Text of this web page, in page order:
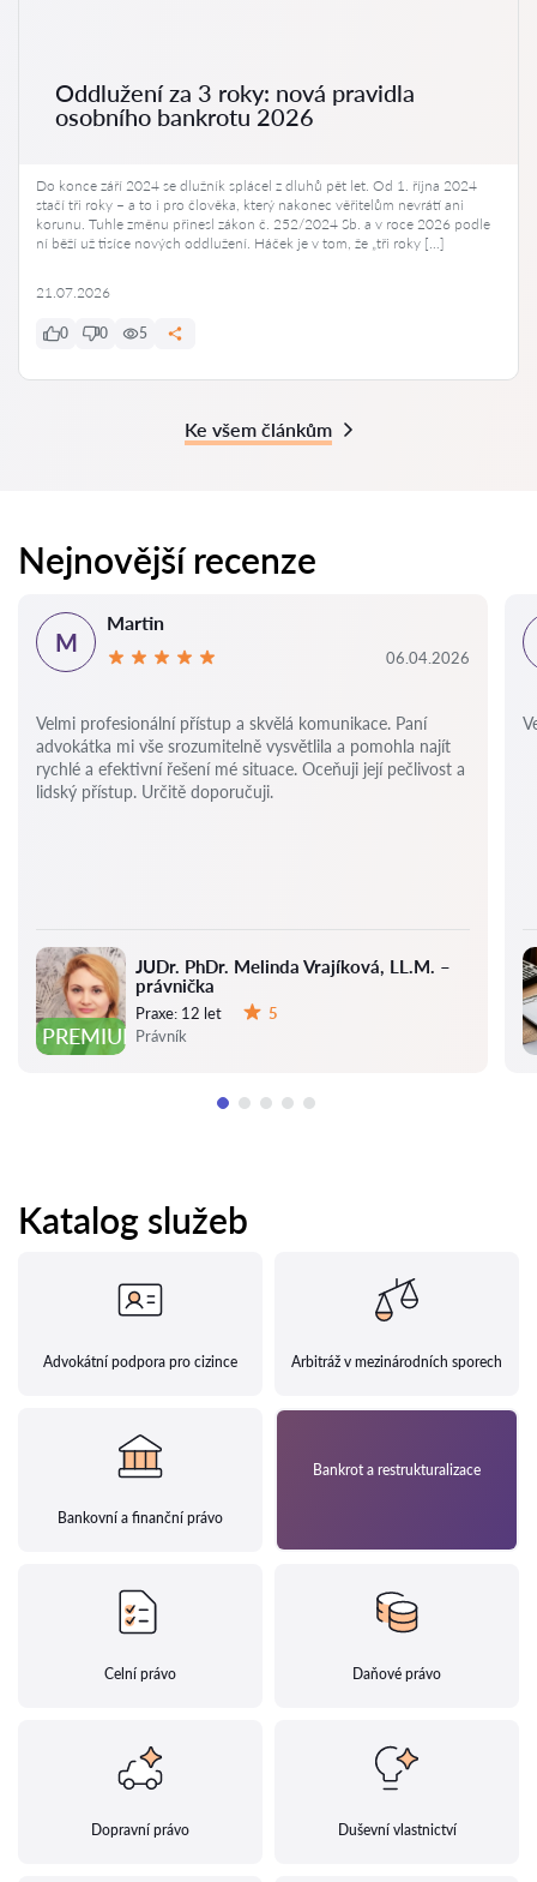
Oddlužení za 3 roky: nová pravidla
osobního bankrotu 2026
Do konce září 2024 se dlužník splácel z dluhů pět let. Od 1. října 2024
stačí tři roky – a to i pro člověka, který nakonec věřitelům nevrátí ani
korunu. Tuhle změnu přinesl zákon č. 252/2024 Sb. a v roce 2026 podle
ní běží už tisíce nových oddlužení. Háček je v tom, že „tři roky […]
21.07.2026
0 0 5
Ke všem článkům
Nejnovější recenze
PREMIUM
JUDr. PhDr. Melinda Vrajíková, LL.M. –
právnička
Praxe: 12 let
5
Právník
M
Martin
06.04.2026
Velmi profesionální přístup a skvělá komunikace. Paní
advokátka mi vše srozumitelně vysvětlila a pomohla najít
rychlé a efektivní řešení mé situace. Oceňuji její pečlivost a
lidský přístup. Určitě doporučuji.
Katalog služeb
Advokátní podpora pro cizince Arbitráž v mezinárodních sporech
Bankovní a finanční právo
Bankrot a restrukturalizace
Celní právo Daňové právo
Dopravní právo Duševní vlastnictví